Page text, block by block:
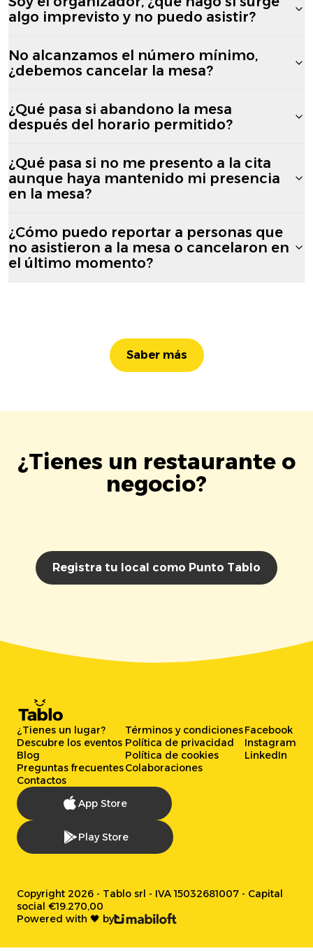
algo imprevisto y no puedo asistir?
No alcanzamos el número mínimo,
¿debemos cancelar la mesa?
¿Qué pasa si abandono la mesa
después del horario permitido?
¿Qué pasa si no me presento a la cita
aunque haya mantenido mi presencia
en la mesa?
¿Cómo puedo reportar a personas que
no asistieron a la mesa o cancelaron en
el último momento?
Saber más
¿Tienes un restaurante o
negocio?
Registra tu local como Punto Tablo
¿Tienes un lugar?
Descubre los eventos
Blog
Preguntas frecuentes
Contactos
Términos y condiciones
Política de privacidad
Política de cookies
Colaboraciones
Facebook
Instagram
LinkedIn
App Store
Play Store
Copyright 2026 - Tablo srl - IVA 15032681007 - Capital
social €19.270,00
Powered with 🖤 by